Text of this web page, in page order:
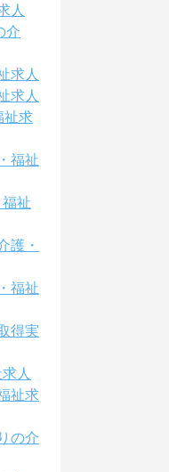
人
介
求人
求人
祉求
福祉
祉
護・
福祉
得実
人
祉求
の介